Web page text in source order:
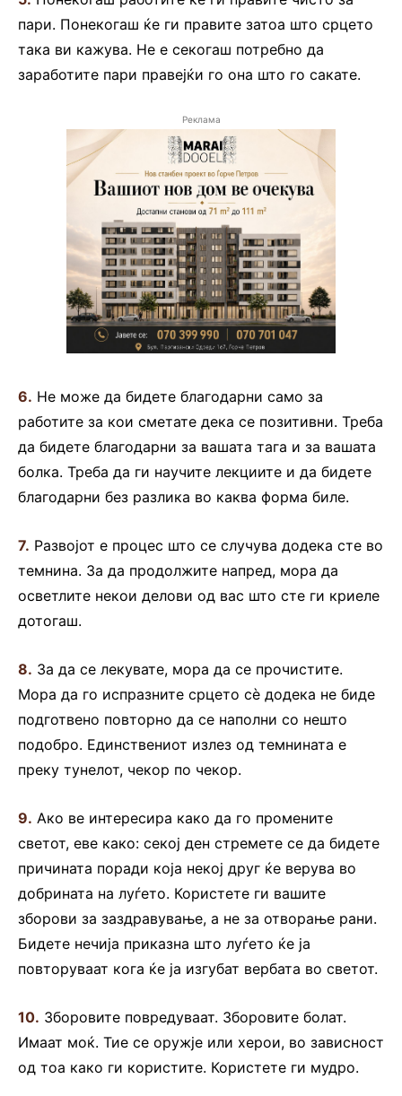
пари. Понекогаш ќе ги правите затоа што срцето
така ви кажува. Не е секогаш потребно да
заработите пари правејќи го она што го сакате.
Реклама
6. Не може да бидете благодарни само за
работите за кои сметате дека се позитивни. Треба
да бидете благодарни за вашата тага и за вашата
болка. Треба да ги научите лекциите и да бидете
благодарни без разлика во каква форма биле.
7. Развојот е процес што се случува додека сте во
темнина. За да продолжите напред, мора да
осветлите некои делови од вас што сте ги криеле
дотогаш.
8. За да се лекувате, мора да се прочистите.
Мора да го испразните срцето сè додека не биде
подготвено повторно да се наполни со нешто
подобро. Единствениот излез од темнината е
преку тунелот, чекор по чекор.
9. Ако ве интересира како да го промените
светот, еве како: секој ден стремете се да бидете
причината поради која некој друг ќе верува во
добрината на луѓето. Користете ги вашите
зборови за заздравување, а не за отворање рани.
Бидете нечија приказна што луѓето ќе ја
повторуваат кога ќе ја изгубат вербата во светот.
10. Зборовите повредуваат. Зборовите болат.
Имаат моќ. Тие се оружје или херои, во зависност
од тоа како ги користите. Користете ги мудро.